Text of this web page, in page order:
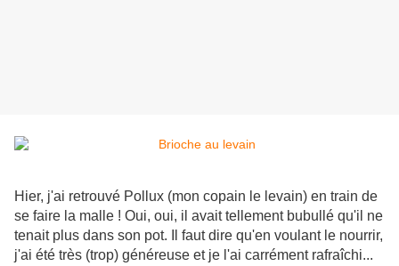
Hier, j'ai retrouvé Pollux (mon copain le levain) en train de
se faire la malle ! Oui, oui, il avait tellement bubullé qu'il ne
tenait plus dans son pot. Il faut dire qu'en voulant le nourrir,
j'ai été très (trop) généreuse et je l'ai carrément rafraîchi...